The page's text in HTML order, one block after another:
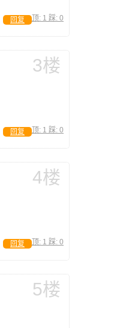
顶: 1 踩: 0
回复
3楼
顶: 1 踩: 0
回复
4楼
顶: 1 踩: 0
回复
5楼